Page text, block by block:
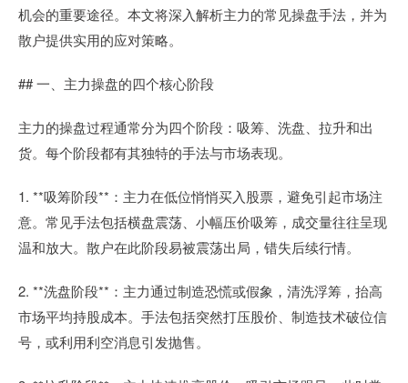
机会的重要途径。本文将深入解析主力的常见操盘手法，并为
散户提供实用的应对策略。
## 一、主力操盘的四个核心阶段
主力的操盘过程通常分为四个阶段：吸筹、洗盘、拉升和出
货。每个阶段都有其独特的手法与市场表现。
1. **吸筹阶段**：主力在低位悄悄买入股票，避免引起市场注
意。常见手法包括横盘震荡、小幅压价吸筹，成交量往往呈现
温和放大。散户在此阶段易被震荡出局，错失后续行情。
2. **洗盘阶段**：主力通过制造恐慌或假象，清洗浮筹，抬高
市场平均持股成本。手法包括突然打压股价、制造技术破位信
号，或利用利空消息引发抛售。